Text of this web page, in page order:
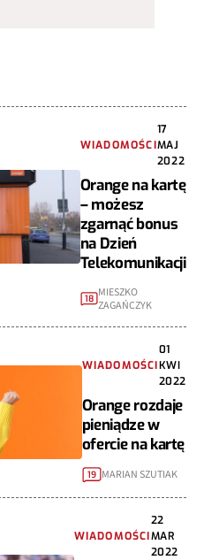
WIADOMOŚCI
17
MAJ
2022
Orange na kartę
– możesz
zgarnąć bonus
na Dzień
Telekomunikacji
18 MIESZKO
ZAGAŃCZYK
WIADOMOŚCI
01
KWI
2022
Orange rozdaje
pieniądze w
ofercie na kartę
19 MARIAN SZUTIAK
WIADOMOŚCI
22
MAR
2022